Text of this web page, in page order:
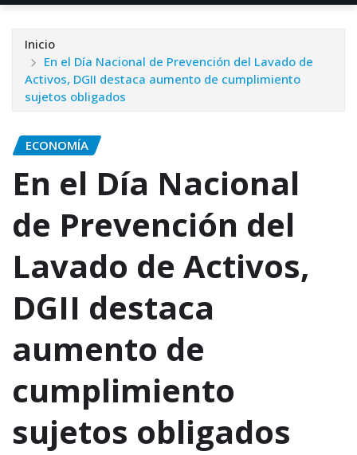
Inicio
En el Día Nacional de Prevención del Lavado de
Activos, DGII destaca aumento de cumplimiento
sujetos obligados
ECONOMÍA
En el Día Nacional
de Prevención del
Lavado de Activos,
DGII destaca
aumento de
cumplimiento
sujetos obligados